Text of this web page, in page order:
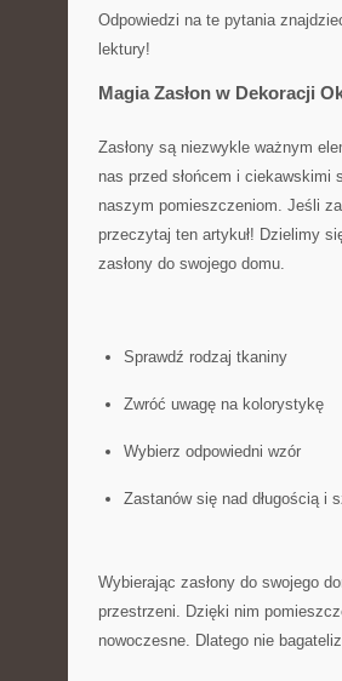
Odpowiedzi na te pytania
lektury!
Magia Zasłon w ​Dekoracji
Zasłony są niezwykle ważnym
nas przed słońcem i
naszym pomieszczeniom. Jeśli⁢
przeczytaj ten artykuł! Dzielimy
zasłony do swojego domu.
Sprawdź rodzaj tkaniny
Zwróć uwagę na kolorystykę
Wybierz odpowiedni wzór
Zastanów się nad długością i
Wybierając zasłony do ⁣swojego
przestrzeni. Dzięki nim
nowoczesne. Dlatego nie